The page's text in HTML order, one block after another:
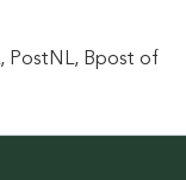
PostNL, Bpost of